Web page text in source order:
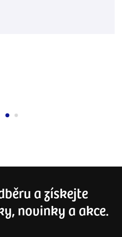
a získejte
novinky a akce.